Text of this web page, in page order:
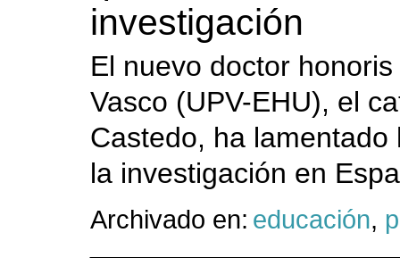
investigación
El nuevo doctor
Vasco (UPV-EHU), el
Castedo, ha
la investigación en
Archivado en: educación,